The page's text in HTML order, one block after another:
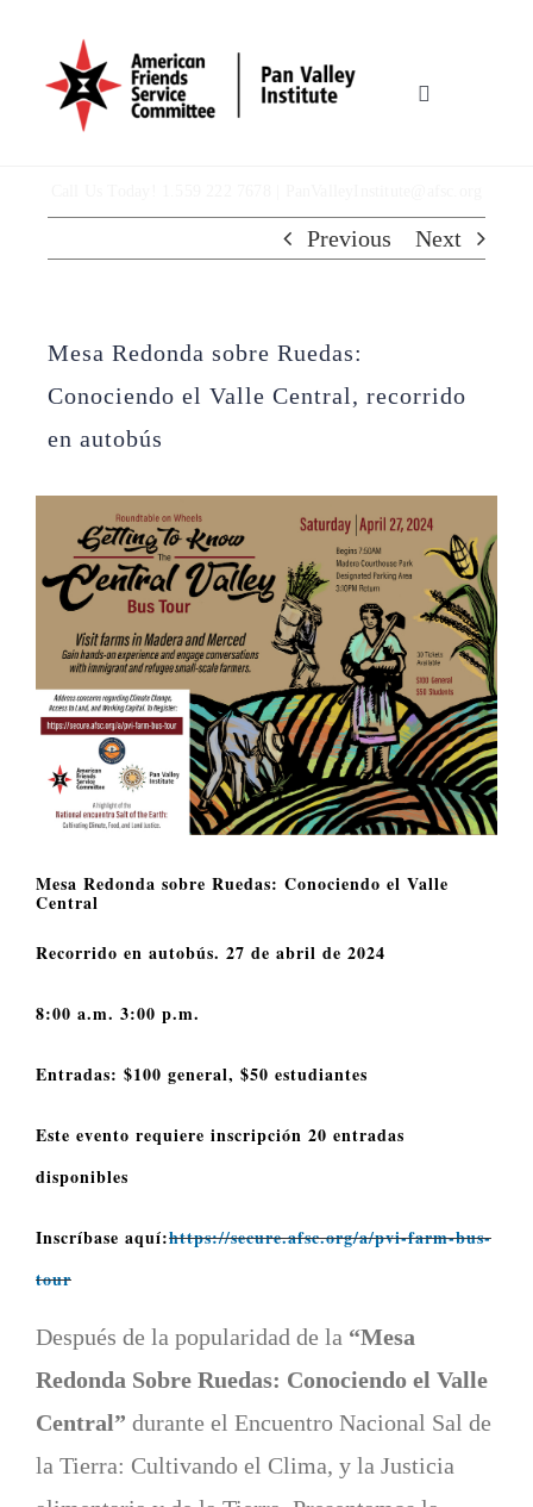
content
Toggle
MULTIMEDIA
VOLUNTEER OPPORTUNITIES
DONATE
Previous Next
Mesa Redonda sobre Ruedas:
Conociendo el Valle Central, recorrido
en autobús
Mesa Redonda sobre Ruedas: Conociendo el Valle
Central
Recorrido en autobús. 27 de abril de 2024
8:00 a.m. 3:00 p.m.
Entradas: $100 general, $50 estudiantes
Este evento requiere inscripción 20 entradas
disponibles
Inscríbase aquí:https://secure.afsc.org/a/pvi-farm-bus-
tour
Después de la popularidad de la “Mesa
Redonda Sobre Ruedas: Conociendo el Valle
Central” durante el Encuentro Nacional Sal de
la Tierra: Cultivando el Clima, y la Justicia